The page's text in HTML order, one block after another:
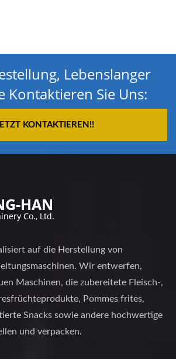
Lebenslanger
Kontaktieren Sie Uns:
KONTAKTIEREN!!
auf die Herstellung von
Wir entwerfen,
Maschinen, die zubereitete Fleisch-,
Pommes frites,
Snacks sowie andere hochwertige
und verpacken.